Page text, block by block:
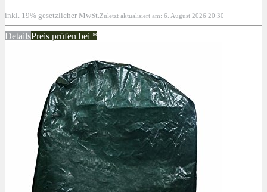
inkl. 19% gesetzlicher MwSt. Zuletzt aktualisiert am: 6. August 2026 20:30
DetailsPreis prüfen bei *